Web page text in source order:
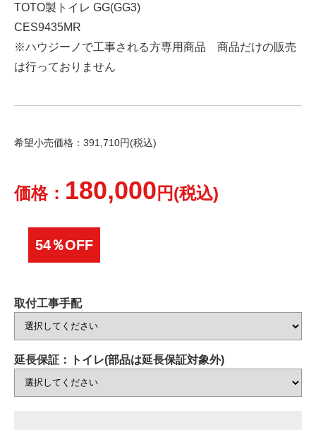
TOTO製トイレ GG(GG3)
CES9435MR
※ハウジーノで工事される方専用商品 商品だけの販売
は行っておりません
希望小売価格：391,710円(税込)
価格： 180,000 円(税込)
54％OFF
取付工事手配
延長保証：トイレ(部品は延長保証対象外)